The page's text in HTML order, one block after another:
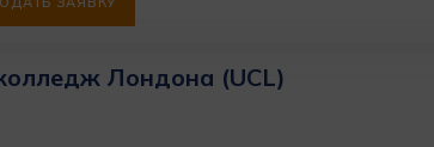
Лондона (UCL)